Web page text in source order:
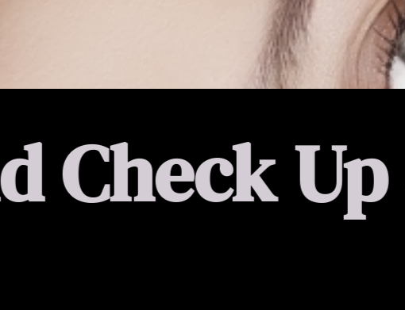
& Care